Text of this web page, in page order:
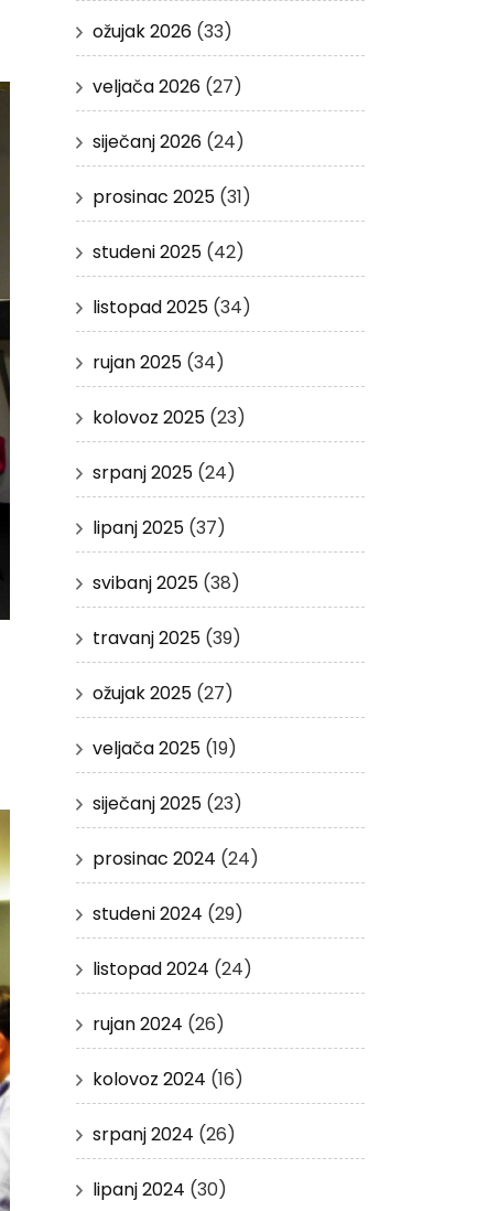
ožujak 2026(33)
veljača 2026(27)
siječanj 2026(24)
prosinac 2025(31)
studeni 2025(42)
listopad 2025(34)
rujan 2025(34)
kolovoz 2025(23)
srpanj 2025(24)
lipanj 2025(37)
svibanj 2025(38)
travanj 2025(39)
ožujak 2025(27)
veljača 2025(19)
siječanj 2025(23)
prosinac 2024 (24)
studeni 2024 (29)
listopad 2024 (24)
rujan 2024 (26)
kolovoz 2024 (16)
srpanj 2024 (26)
lipanj 2024 (30)